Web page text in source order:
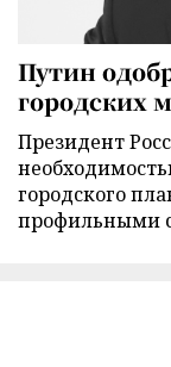
Путин
городских
Президент
городского
профильными